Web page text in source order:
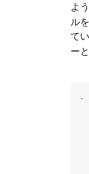
よ
ル
て
ー
-